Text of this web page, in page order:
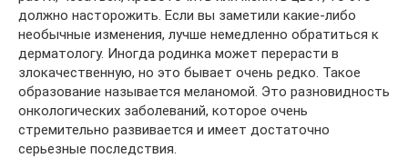
должно насторожить. Если вы заметили какие-либо
необычные изменения, лучше немедленно обратиться к
дерматологу. Иногда родинка может перерасти в
злокачественную, но это бывает очень редко. Такое
образование называется меланомой. Это разновидность
онкологических заболеваний, которое очень
стремительно развивается и имеет достаточно
серьезные последствия.